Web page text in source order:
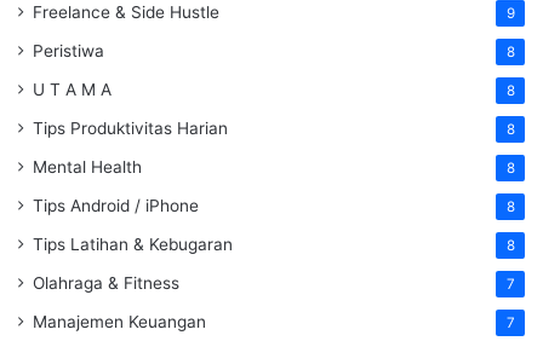
Freelance & Side Hustle 9
Peristiwa 8
U T A M A 8
Tips Produktivitas Harian 8
Mental Health 8
Tips Android / iPhone 8
Tips Latihan & Kebugaran 8
Olahraga & Fitness 7
Manajemen Keuangan 7